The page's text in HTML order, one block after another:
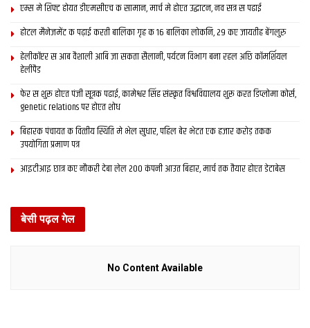
एम्स मे शिफ्ट होयत डीएमसीएच क सामान, मार्च मे होएत उद्घाटन, नव सत्र स पढाई
होटल मैनेजमेंट क पढ़ाई करती बालिका गृह क 16 बालिका लोकनि, 29 कए जायतीह बेंगलुरु
हेलीकॉप्टर स आब वैशाली आबि जा सकता सैलानी, पर्यटन विभाग बना रहल अछि कॉमर्शियल
हेलीपैड
फेर स शुरू होएत पंजी सूत्रक पढाई, कामेश्वर सिंह संस्कृत विश्वविद्यालय शुरू करत डिप्लोमा कोर्स,
genetic relations पर होएत शोध
बिहारक पंचायत क वित्‍तीय स्थिति मे भेल सुधार, पहिल बेर भेटत एक हजार करोड़ तकक
उपयोगिता प्रमाण पत्र
आइटीआइ छात्र कए नौकरी देबा लेल 200 कंपनी आउत बिहार, मार्च तक तैयार होएत डेटाबेस
बेसी पढ़ल गेल
No Content Available